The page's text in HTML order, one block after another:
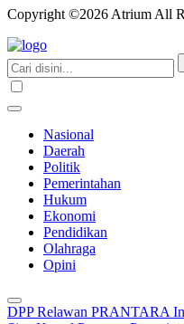
Copyright ©2026 Atrium All
Nasional
Daerah
Politik
Pemerintahan
Hukum
Ekonomi
Pendidikan
Olahraga
Opini
DPP Relawan PRANTARA